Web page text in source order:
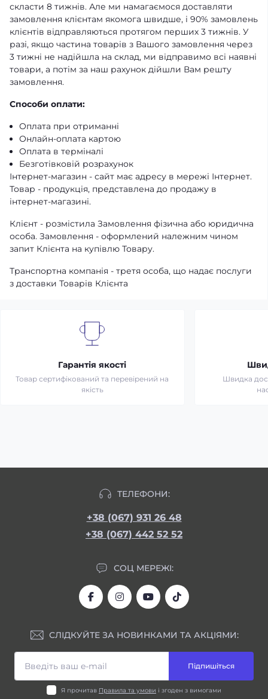
скласти 8 тижнів. Але ми намагаємося доставляти
замовлення клієнтам якомога швидше, і 90% замовлень
клієнтів відправляються протягом перших 3 тижнів. У
разі, якщо частина товарів з Вашого замовлення через
3 тижні не надійшла на склад, ми відправимо всі наявні
товари, а потім за наш рахунок дійшли Вам решту
замовлення.
Способи оплати:
Оплата при отриманні
Онлайн-оплата картою
Оплата в терміналі
Безготівковій розрахунок
Інтернет-магазин - сайт має адресу в мережі Інтернет.
Товар - продукція, представлена ​​до продажу в
інтернет-магазині.
Клієнт - розмістила Замовлення фізична або юридична
особа. Замовлення - оформлений належним чином
запит Клієнта на купівлю Товару.
Транспортна компанія - третя особа, що надає послуги
з доставки Товарів Клієнта
Гарантія якості
Товар сертифікований та перевірений на
якість
Швидка
ТЕЛЕФОНИ:
+38 (067) 931 26 48
+38 (067) 442 52 52
СОЦ МЕРЕЖІ:
СЛІДКУЙТЕ ЗА НОВИНКАМИ ТА АКЦІЯМИ:
Підпишіться
Я прочитав Правила та умови і згоден з вимогами